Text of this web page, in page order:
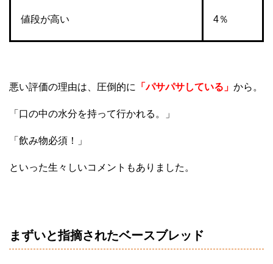
値段が高い 4％
悪い評価の理由は、圧倒的に 「パサパサしている」 から。
「口の中の水分を持って行かれる。」
「飲み物必須！」
といった生々しいコメントもありました。
まずいと指摘されたベースブレッド